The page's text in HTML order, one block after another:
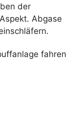
der
Abgase
fahren